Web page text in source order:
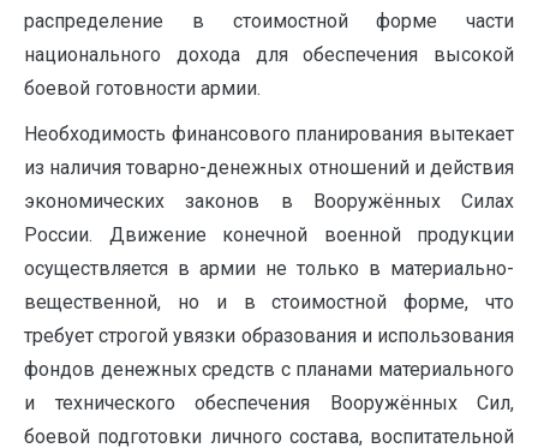
распределение в стоимостной форме части
национального дохода для обеспечения высокой
боевой готовности армии.
Необходимость финансового планирования вытекает
из наличия товарно-денежных отношений и действия
экономических законов в Вооружённых Силах
России. Движение конечной военной продукции
осуществляется в армии не только в материально-
вещественной, но и в стоимостной форме, что
требует строгой увязки образования и использования
фондов денежных средств с планами материального
и технического обеспечения Вооружённых Сил,
боевой подготовки личного состава, воспитательной